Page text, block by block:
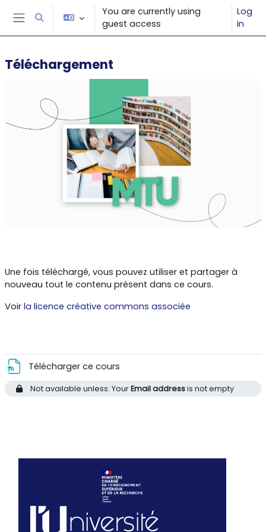
Skip to main content
Side panel
Toggle search input
You are currently using
guest access
Log
in
Téléchargement
Une fois téléchargé, vous pouvez utiliser et partager à
nouveau tout le contenu présent dans ce cours.
Voir la licence créative commons associée
Télécharger ce cours
Not available unless: YourEmail addressis not empty